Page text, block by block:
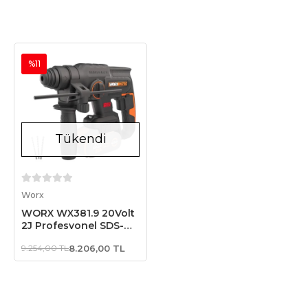
Tükendi
Worx
WORX WX381.9 20Volt
2J Profesyonel SDS-
Kırıcı/Delici + 3 Parça
Delme Ucu (Akü Dahil
%11
9.254,00 TL8.206,00 TL